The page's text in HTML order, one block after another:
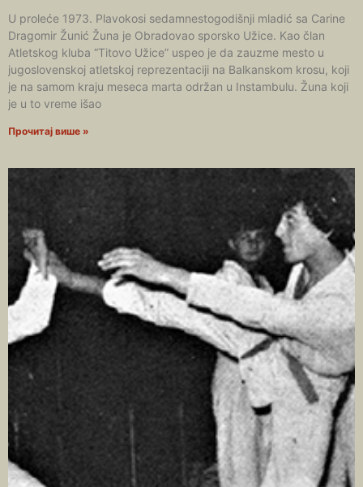
U proleće 1973. Plavokosi sedamnestogodišnji mladić sa Carine
Dragomir Žunić Žuna je Obradovao sporsko Užice. Kao član
Atletskog kluba “Titovo Užice” uspeo je da zauzme mesto u
jugoslovenskoj atletskoj reprezentaciji na Balkanskom krosu, koji
je na samom kraju meseca marta održan u Instambulu. Žuna koji
je u to vreme išao
Прочитај више »